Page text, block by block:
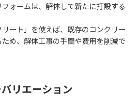
ォームは、解体して新たに打設する
ート」を使えば、既存のコンクリー
め、 解体工事の手間や費用を削減で
リエーション